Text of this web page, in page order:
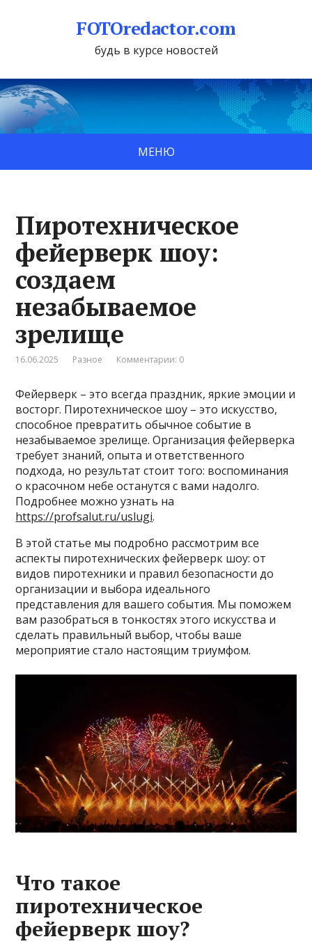
FOTOredactor.com
будь в курсе новостей
МЕНЮ
Пиротехническое
фейерверк шоу:
создаем
незабываемое
зрелище
16.06.2025 Разное Комментарии: 0
Фейерверк – это всегда праздник, яркие эмоции и
восторг. Пиротехническое шоу – это искусство,
способное превратить обычное событие в
незабываемое зрелище. Организация фейерверка
требует знаний, опыта и ответственного
подхода, но результат стоит того: воспоминания
о красочном небе останутся с вами надолго.
Подробнее можно узнать на
https://profsalut.ru/uslugi.
В этой статье мы подробно рассмотрим все
аспекты пиротехнических фейерверк шоу: от
видов пиротехники и правил безопасности до
организации и выбора идеального
представления для вашего события. Мы поможем
вам разобраться в тонкостях этого искусства и
сделать правильный выбор, чтобы ваше
мероприятие стало настоящим триумфом.
Что такое
пиротехническое
фейерверк шоу?